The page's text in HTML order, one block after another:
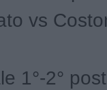
vs
1°-2°